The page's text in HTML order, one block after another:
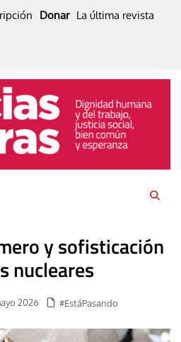
Donar La última revista
y sofisticación
nucleares
2026 #EstáPasando